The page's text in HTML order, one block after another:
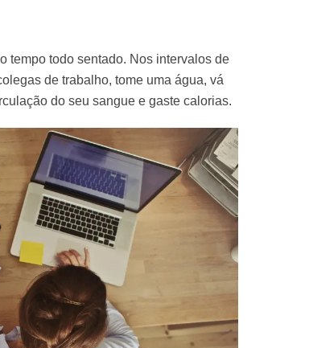
tempo todo sentado. Nos intervalos de
de trabalho, tome uma água, vá
do seu sangue e gaste calorias.